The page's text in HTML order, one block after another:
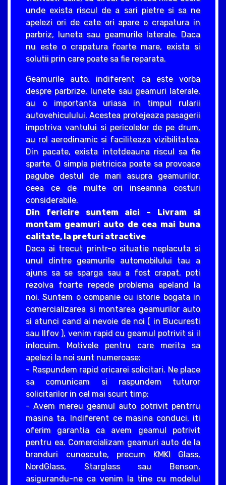
unde exista riscul de a sari pietre si sa ne
apelezi ori de cate ori apare o crapatura in
parbriz, luneta sau geamurile laterale. Daca
nu este o crapatura foarte mare, exista si
solutii prin care poate sa fie reparata.
Geamurile auto, indiferent ca este vorba
despre parbrize, lunete sau geamuri laterale,
au o importanta uriasa in timpul rularii
autovehiculului. Acestea protejeaza pasagerii
impotriva vantului si pericolelor de pe drum,
au rol aerodinamic si faciliteaza vizibilitatea.
Din pacate, exista intotdeauna riscul sa fie
sparte. O simpla pietricica poate sa provoace
pagube destul de mari asupra geamurilor,
ceea ce de multe ori inseamna costuri
considerabile.
Din fericire suntem aici – Livram si
montam geamuri auto de cea mai buna
calitate, la preturi atractive
Daca ai trecut printr-o situatie neplacuta si
unul dintre geamurile automobilului tau a
ajuns sa se sparga sau a fost crapat, poti
rezolva foarte repede problema apeland la
noi. Suntem o companie cu istorie bogata in
comercializarea si montarea geamurilor auto
si atunci cand ai nevoie de noi ( in Bucuresti
sau Ilfov ), venim rapid cu geamul potrivit si il
inlocuim. Motivele pentru care merita sa
apelezi la noi sunt numeroase:
- Raspundem rapid oricarei solicitari. Ne place
sa comunicam si raspundem tuturor
solicitarilor in cel mai scurt timp;
- Avem mereu geamul auto potrivit pentrru
masina ta. Indiferent ce masina conduci, iti
oferim garantia ca avem geamul potrivit
pentru ea. Comercializam geamuri auto de la
branduri cunoscute, precum KMKI Glass,
NordGlass, Starglass sau Benson,
asigurandu-ne ca venim la tine cu modelul